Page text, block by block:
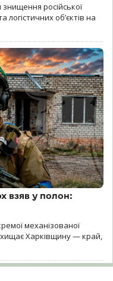
російської
логістичних об’єктів на
взяв у полон:
механізованої
Харківщину — край,